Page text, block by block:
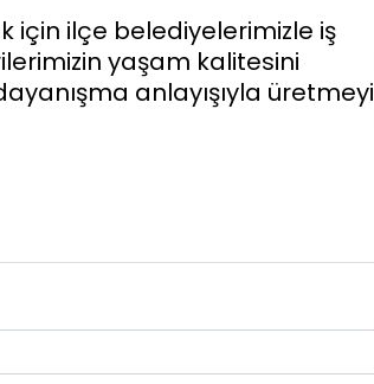
için ilçe belediyelerimizle iş
yaşam kalitesini
anlayışıyla üretmeyi